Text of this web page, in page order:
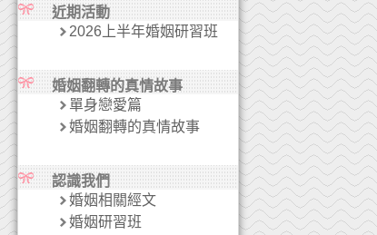
近期活動
2026上半年婚姻研習班
婚姻翻轉的真情故事
單身戀愛篇
婚姻翻轉的真情故事
認識我們
婚姻相關經文
婚姻研習班